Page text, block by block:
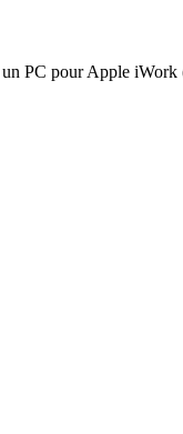
un PC pourApple iWork